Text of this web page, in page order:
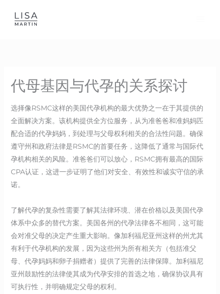
代母基因与代孕的关系探讨
选择像RSMC这样的美国代孕机构的最大优势之一在于其提供的
全面解决方案。该机构提供全方位服务，从为准爸爸和准妈妈匹
配合适的代孕妈妈，到处理与父母权利相关的合法性问题。确保
遵守州和政府法律是RSMC的首要任务，这降低了通常与国际代
孕机构相关的风险。准爸爸们可以放心，RSMC拥有最高的国际
CPA认证，这进一步证明了他们对安全、有效性和诚实守信的承
诺。
了解代孕的复杂性需要了解其法律环境、潜在价格以及美国代孕
体系中众多的替代方案。美国各州的代孕法律各不相同，这可能
会对准父母的决定产生重大影响。像加利福尼亚州这样的州尤其
有利于代孕机构的发展，因为这些州为所有相关方（包括准父
母、代孕妈妈和卵子捐赠者）提供了完善的法律保障。加利福尼
亚州鼓励性的法律使其成为代孕安排的首选之地，确保协议具有
可执行性，并明确规定父母的权利。